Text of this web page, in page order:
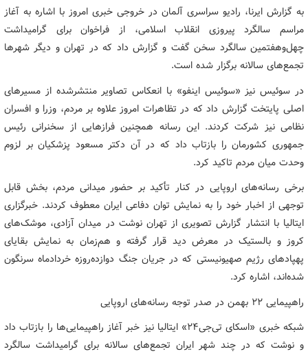
به گزارش ایرنا، رادیو سراسری آلمان در خروجی خبری امروز با اشاره به آغاز
مراسم سالگرد پیروزی انقلاب اسلامی، از فراخوان برای گرامیداشت
چهل‌وهفتمین سالگرد سخن گفت و گزارش داد که در تهران و دیگر شهرها
تجمع‌های سالانه برگزار شده است.
در سوئیس نیز «سوئیس اینفو» با انعکاس تصاویر منتشرشده از مسیرهای
اصلی پایتخت گزارش داد که در تظاهرات امروز علاوه بر مردم، وزرا و افسران
نظامی نیز شرکت کردند. این رسانه همچنین فرازهایی از سخنرانی رئیس
جمهوری کشورمان را بازتاب داد که در آن دکتر مسعود پزشکیان بر لزوم
وحدت میان مردم تاکید کرد.
برخی رسانه‌های اروپایی در کنار تأکید بر حضور میدانی مردم، بخش قابل
توجهی از اخبار خود را به نمایش‌ توان دفاعی ایران معطوف کردند. خبرگزاری
ایتالیا با انتشار گزارش تصویری از تهران نوشت در میدان آزادی، موشک‌های
کروز و بالستیک در معرض دید قرار گرفته و هم‌زمان به نمایش بقایای
پهپادهای رژیم صهیونیستی که در جریان جنگ دوازده‌روزه خردادماه سرنگون
شده‌اند، اشاره کرد.
راهپیمایی ۲۲ بهمن در صدر توجه رسانه‌های اروپایی
شبکه خبری «اسکای تی‌جی۲۴» ایتالیا نیز خبر آغاز راهپیمایی‌ها را بازتاب داد
و نوشت که در چند شهر ایران تجمع‌های سالانه برای گرامیداشت سالگرد